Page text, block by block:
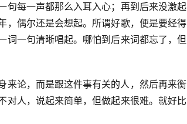
句每一声都那么入耳入心；再到后来没激起
，偶尔还是会想起。所谓好歌，便是要经得
词一句清晰唱起。哪怕到后来词都忘了，但
来论，而是跟这件事有关的人，然后再来衡
对人，说起来简单，但做起来很难。就好比